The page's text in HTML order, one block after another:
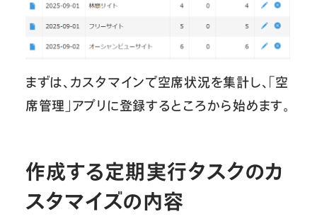
まずは、カスタマインで空席状況を集計し、「空
席管理」アプリに登録するところから始めます。
作成する定期実行タスクのカ
スタマイズの内容